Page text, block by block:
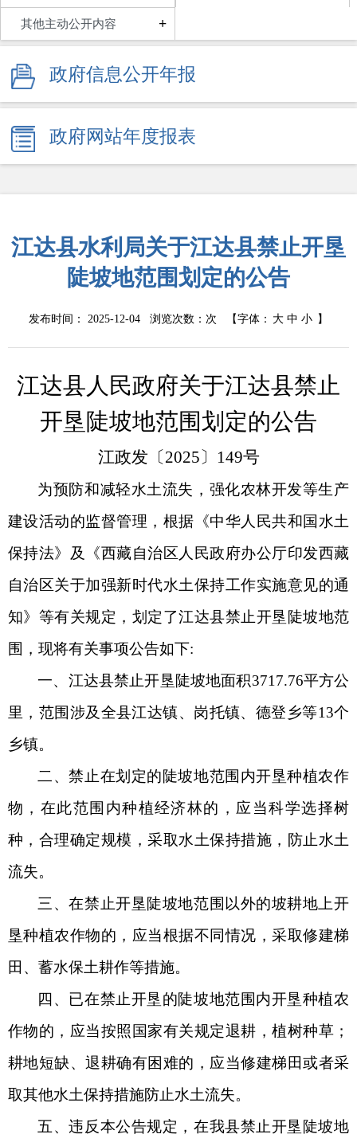
其他主动公开内容 +
政府信息公开年报
政府网站年度报表
江达县水利局关于江达县禁止开垦
陡坡地范围划定的公告
发布时间： 2025-12-04 浏览次数： 次 【字体： 大 中 小 】
江达县人民政府关于江达县禁止
开垦陡坡地范围划定的公告
江政发〔2025〕 149号
为预防和减轻水土流失，强化农林开发等生产
建设活动的监督管理，根据《中华人民共和国水土
保持法》及《西藏自治区人民政府办公厅印发西藏
自治区关于加强新时代水土保持工作实施意见的通
知》等有关规定，划定了江达县禁止开垦陡坡地范
围，现将有关事项公告如下:
一、 江达县禁止开垦陡坡地面积3717.76平方公
里 ， 范围涉及全县江达镇、岗托镇、德登乡等13个
乡镇。
二、禁止在划定的陡坡地范围内开垦种植农作
物，在此范围内种植经济林的，应当科学选择树
种，合理确定规模，采取水土保持措施，防止水土
流失。
三、在禁止开垦陡坡地范围以外的坡耕地上开
垦种植农作物的，应当根据不同情况，采取修建梯
田、蓄水保土耕作等措施。
四、已在禁止开垦的陡坡地范围内开垦种植农
作物的，应当按照国家有关规定退耕，植树种草；
耕地短缺、退耕确有困难的，应当修建梯田或者采
取其他水土保持措施防止水土流失。
五、违反本公告规定，在我县禁止开垦陡坡地